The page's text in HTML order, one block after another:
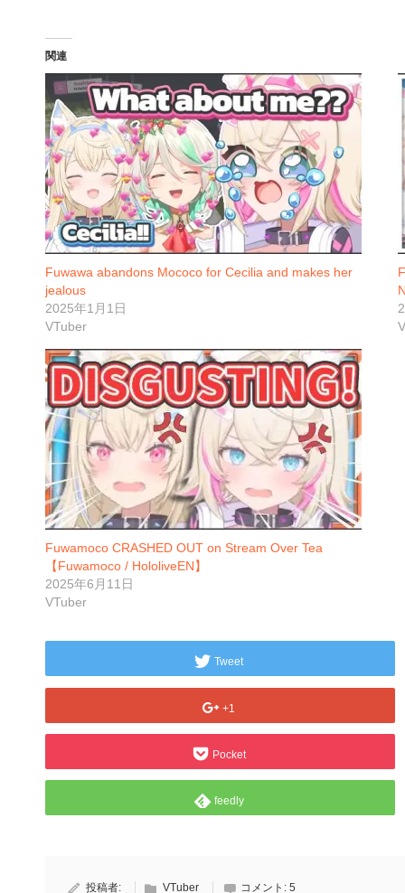
関連
Fuwawa abandons Mococo for Cecilia and makes her
jealous
2025年1月1日
VTuber
Fuwamoco CRASHED OUT on Stream Over Tea
【Fuwamoco / HololiveEN】
2025年6月11日
VTuber
Tweet
+1
Pocket
feedly
投稿者: VTuber コメント: 5